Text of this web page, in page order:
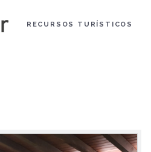
RECURSOS TURÍSTICOS